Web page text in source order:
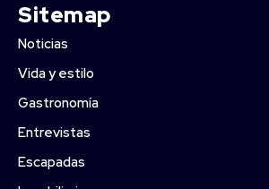
Sitemap
Noticias
Vida y estilo
Gastronomía
Entrevistas
Escapadas